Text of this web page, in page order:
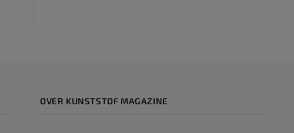
OVER KUNSTSTOF MAGAZINE